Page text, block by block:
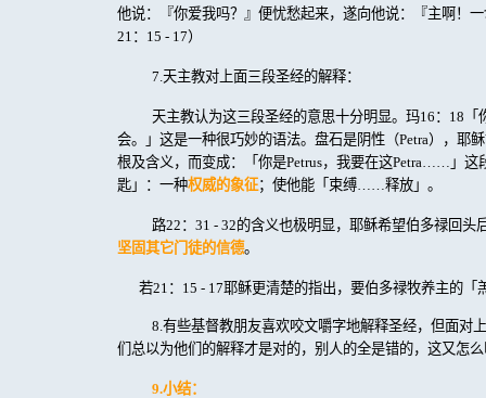
他说：『你爱我吗？』便忧愁起来，遂向他说：『主啊！
21 ： 15 - 17）
7.天主教对上面三段圣经的解释：
天主教认为这三段圣经的意思十分明显。玛16 ： 18
会。」这是一种很巧妙的语法。盘石是阴性（Petra），耶
根及含义，而变成：「你是Petrus，我要在这Petra……」这
匙」：一种权威的象征；使他能「束缚……释放」。
路22 ： 31 - 32的含义也极明显，耶稣希望伯多禄回头
坚固其它门徒的信德。
若21 ： 15 - 17耶稣更清楚的指出，要伯多禄牧养主的「
8.有些基督教朋友喜欢咬文嚼字地解释圣经，但面对
们总以为他们的解释才是对的，别人的全是错的，这又怎
9.小结：